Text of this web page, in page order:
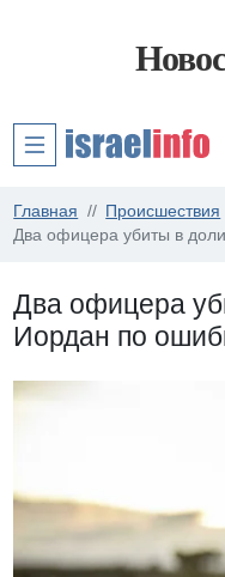
Главная
Происшествия
Два офицера убиты в
Два офицера
Иордан по